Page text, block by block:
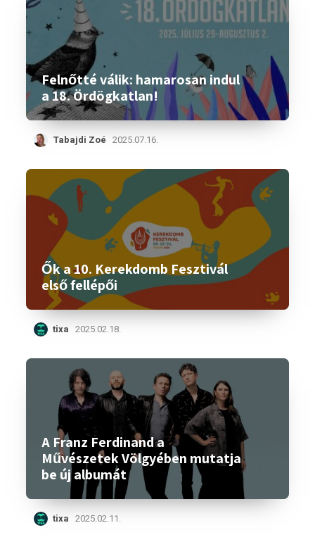
Felnőtté válik: hamarosan indul
a 18. Ördögkatlan!
Tabajdi Zoé 2025.07.16.
Ők a 10. Kerekdomb Fesztivál
első fellépői
tixa 2025.02.18.
A Franz Ferdinand a
Művészetek Völgyében mutatja
be új albumát
tixa 2025.02.11.